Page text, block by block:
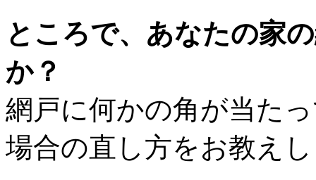
ところで、あなたの家
か？
網戸に何かの角が当た
場合の直し方をお教え